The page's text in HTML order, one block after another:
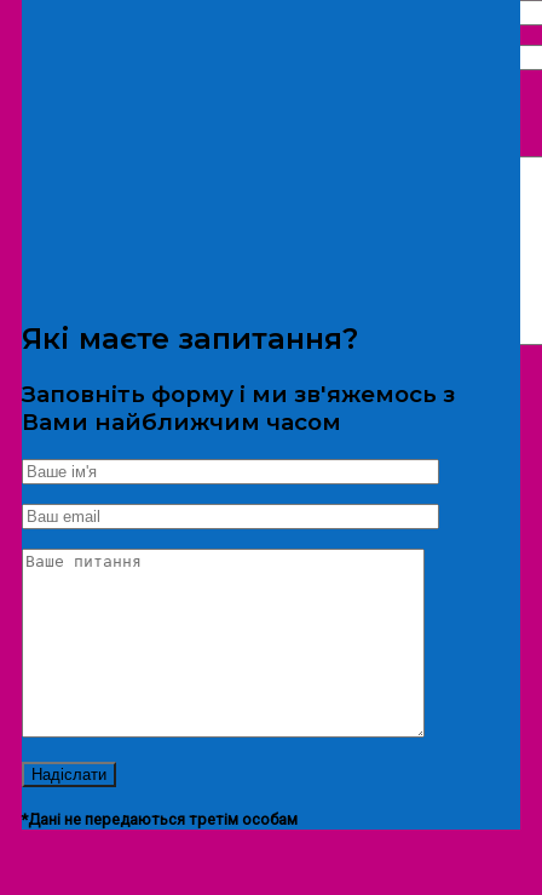
*Дані не передаються третім особам
Екскурсія/локація
Які маєте запитання?
Заповніть форму і ми зв'яжемось з
Вами найближчим часом
*Дані не передаються третім особам